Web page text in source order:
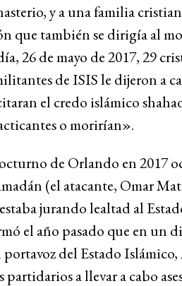
y a una familia
que también se dirigía al
26 de mayo de 2017, 29
de ISIS le dijeron a
el credo islámico
o morirían».
de Orlando en 2017
(el atacante, Omar
jurando lealtad al
el año pasado que en un
portavoz del Estado
a llevar a cabo